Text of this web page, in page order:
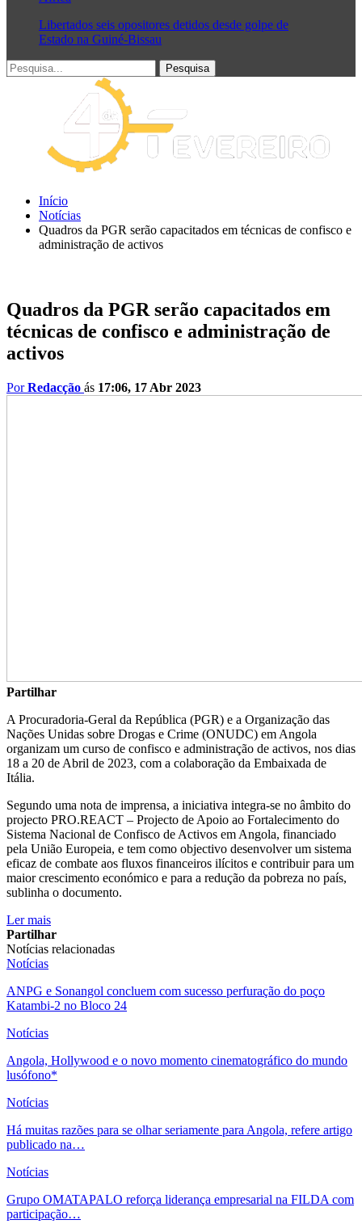
Libertados seis opositores detidos desde golpe de
Estado na Guiné-Bissau
Início
Notícias
Quadros da PGR serão capacitados em técnicas de confisco e
administração de activos
Quadros da PGR serão capacitados em
técnicas de confisco e administração de
activos
PorRedacção ás 17:06, 17 Abr 2023
Partilhar
A Procuradoria-Geral da República (PGR) e a Organização das
Nações Unidas sobre Drogas e Crime (ONUDC) em Angola
organizam um curso de confisco e administração de activos, nos dias
18 a 20 de Abril de 2023, com a colaboração da Embaixada de
Itália.
Segundo uma nota de imprensa, a iniciativa integra-se no âmbito do
projecto PRO.REACT – Projecto de Apoio ao Fortalecimento do
Sistema Nacional de Confisco de Activos em Angola, financiado
pela União Europeia, e tem como objectivo desenvolver um sistema
eficaz de combate aos fluxos financeiros ilícitos e contribuir para um
maior crescimento económico e para a redução da pobreza no país,
sublinha o documento.
Ler mais
Partilhar
Notícias relacionadas
Notícias
ANPG e Sonangol concluem com sucesso perfuração do poço
Katambi-2 no Bloco 24
Notícias
Angola, Hollywood e o novo momento cinematográfico do mundo
lusófono*
Notícias
Há muitas razões para se olhar seriamente para Angola, refere artigo
publicado na…
Notícias
Grupo OMATAPALO reforça liderança empresarial na FILDA com
participação…